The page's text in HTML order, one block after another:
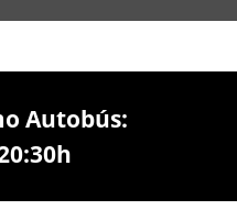
Autobús: